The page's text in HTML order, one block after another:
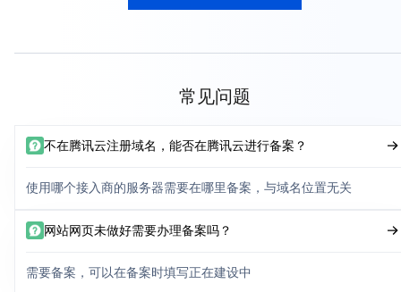
常见问题
不在腾讯云注册域名，能否在腾讯云进行备案？
使用哪个接入商的服务器需要在哪里备案，与域名位置无关
网站网页未做好需要办理备案吗？
需要备案，可以在备案时填写正在建设中